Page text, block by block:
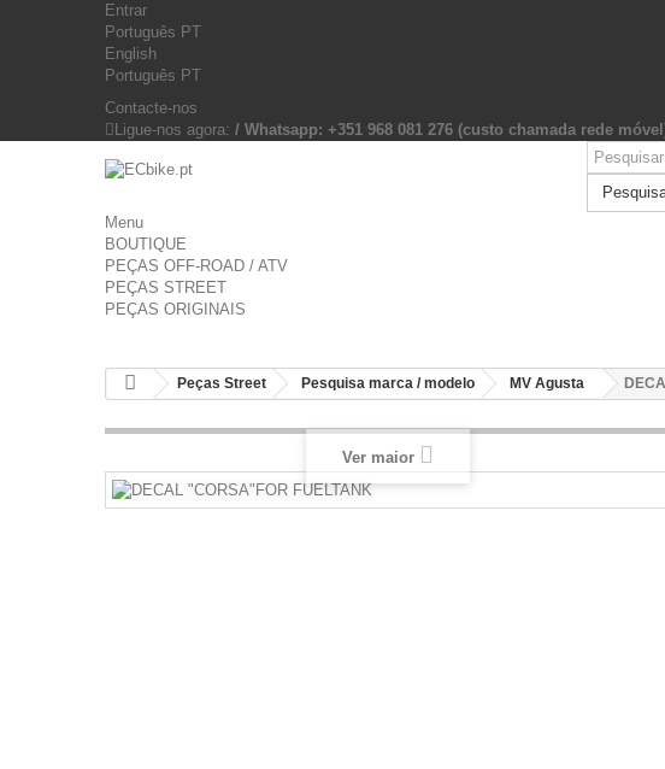
Entrar
Português PT
English
Português PT
Contacte-nos
Ligue-nos agora: / Whatsapp: +351 968 081 276 (custo chamada rede
Menu
BOUTIQUE
PEÇAS OFF-ROAD / ATV
PEÇAS STREET
PEÇAS ORIGINAIS
Peças Street Pesquisa marca / modelo MV Agusta
Ver maior